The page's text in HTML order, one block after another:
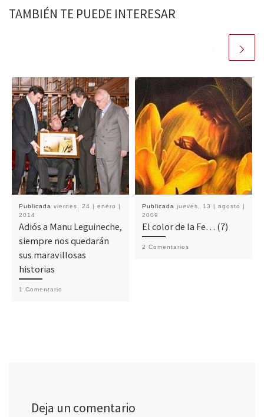
TAMBIÉN TE PUEDE INTERESAR
Publicada viernes, 24 | enero |
2014
Adiós a Manu Leguineche,
siempre nos quedarán
sus maravillosas
historias
1 Comentario
Publicada jueves, 13 | agosto |
2009
El color de la Fe… (7)
2 Comentarios
Deja un comentario